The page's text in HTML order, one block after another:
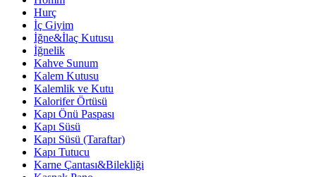
Hurç
İç Giyim
İğne&İlaç Kutusu
İğnelik
Kahve Sunum
Kalem Kutusu
Kalemlik ve Kutu
Kalorifer Örtüsü
Kapı Önü Paspası
Kapı Süsü
Kapı Süsü (Taraftar)
Kapı Tutucu
Karne Çantası&Bilekliği